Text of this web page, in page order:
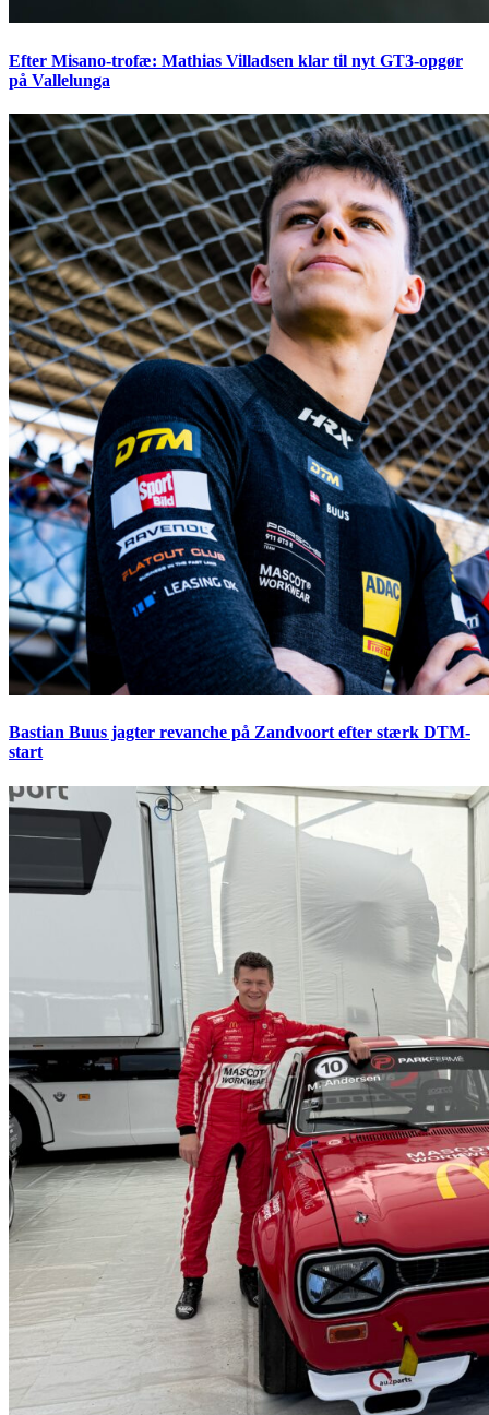
Efter Misano-trofæ: Mathias Villadsen klar til nyt GT3-opgør
på Vallelunga
Bastian Buus jagter revanche på Zandvoort efter stærk DTM-
start